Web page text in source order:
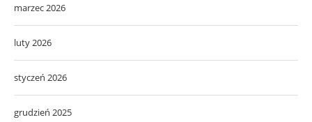
marzec 2026
luty 2026
styczeń 2026
grudzień 2025